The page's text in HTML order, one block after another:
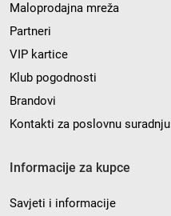
Maloprodajna mreža
Partneri
VIP kartice
Klub pogodnosti
Brandovi
Kontakti za poslovnu suradnju
Informacije za kupce
Savjeti i informacije